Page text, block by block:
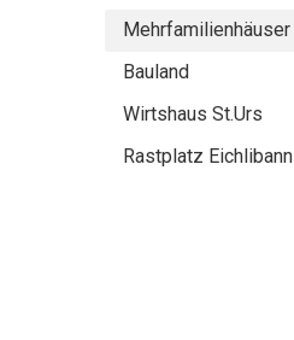
Mehrfamilienhäuser
Bauland
Wirtshaus St.Urs
Rastplatz Eichlibann